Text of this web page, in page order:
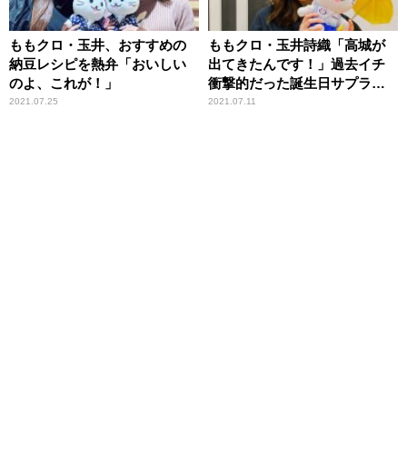
ももクロ・玉井、おすすめの
納豆レシピを熱弁「おいしい
のよ、これが！」
2021.07.25
ももクロ・玉井詩織「高城が
出てきたんです！」過去イチ
衝撃的だった誕生日サプライ
ズを振り返る
2021.07.11